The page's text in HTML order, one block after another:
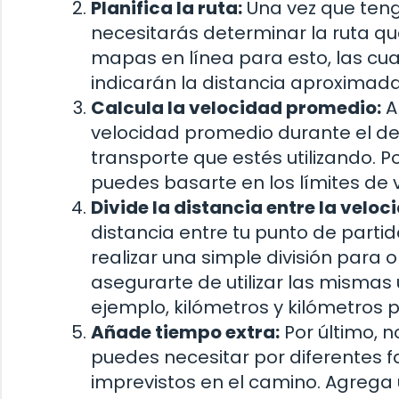
Planifica la ruta: Una vez que
necesitarás determinar la ruta
mapas en línea para esto, las
indicarán la distancia
Calcula la velocidad promedio:
velocidad promedio durante el
transporte que estés utilizando.
puedes basarte en los límites de
Divide la distancia entre la
distancia entre tu punto de
realizar una simple división para
asegurarte de utilizar las
ejemplo, kilómetros y kilómetros
Añade tiempo extra: Por último,
puedes necesitar por diferentes
imprevistos en el camino.